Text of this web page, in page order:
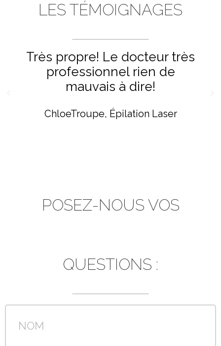
LES TÉMOIGNAGES
Très propre! Le docteur très
professionnel rien de
mauvais à dire!
ChloeTroupe Épilation Laser
POSEZ-NOUS VOS
QUESTIONS :